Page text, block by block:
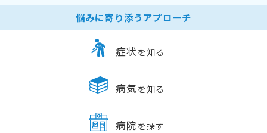
悩みに寄り添うアプローチ
症状 を知る
病気 を知る
病院 を探す